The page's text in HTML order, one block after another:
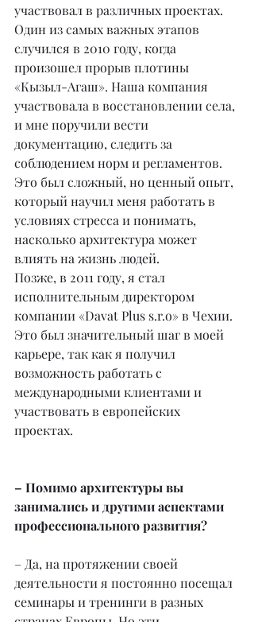
участвовал в различных проектах.
Один из самых важных этапов
случился в 2010 году, когда
произошел прорыв плотины
«Кызыл-Агаш». Наша компания
участвовала в восстановлении села,
и мне поручили вести
документацию, следить за
соблюдением норм и регламентов.
Это был сложный, но ценный опыт,
который научил меня работать в
условиях стресса и понимать,
насколько архитектура может
влиять на жизнь людей.
Позже, в 2011 году, я стал
исполнительным директором
компании «Davat Plus s.r.o» в Чехии.
Это был значительный шаг в моей
карьере, так как я получил
возможность работать с
международными клиентами и
участвовать в европейских
проектах.
– Помимо архитектуры вы
занимались и другими аспектами
профессионального развития?
– Да, на протяжении своей
деятельности я постоянно посещал
семинары и тренинги в разных